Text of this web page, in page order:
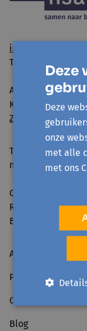
info@avansa-
Tel. 02 454 54 01
Avansa Halle-
Kattestraat 25 -
Zo geraak je er
Telefonisch
ma-vr 09:00-12:30
RPR: Brussel
BE98 0014 0882
Activiteiten
Projecten
Over ons
Blog
Deze
Deze
onze
met alle
met ons